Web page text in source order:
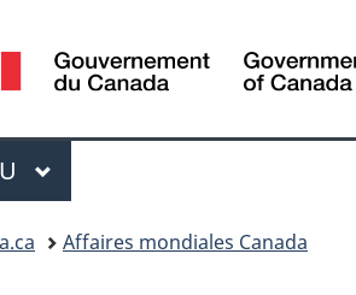
PRINCIPAL
Affaires mondiales Canada